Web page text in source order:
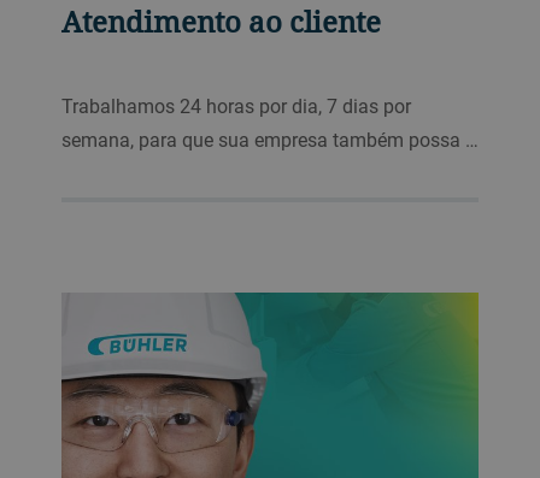
Atendimento ao cliente
Trabalhamos 24 horas por dia, 7 dias por
semana, para que sua empresa também possa …